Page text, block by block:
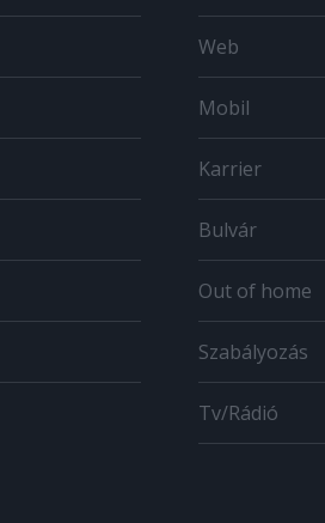
Web
Mobil
Karrier
Bulvár
Out of home
Szabályozás
Tv/Rádió